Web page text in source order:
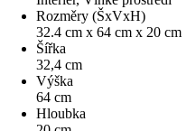
Rozměry (ŠxVxH)
32.4 cm x 64 cm x 20 cm
Šířka
32,4 cm
Výška
64 cm
Hloubka